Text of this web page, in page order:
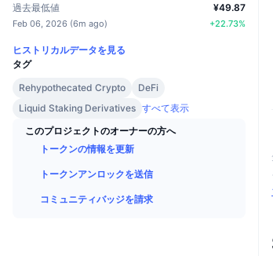
過去最低値
Feb 06, 2026 (6m ago)
¥49.87
+22.73%
ヒストリカルデータを見る
タグ
Rehypothecated Crypto
DeFi
Liquid Staking Derivatives すべて表示
このプロジェクトのオーナーの方へ
トークンの情報を更新
トークンアンロックを送信
コミュニティバッジを請求